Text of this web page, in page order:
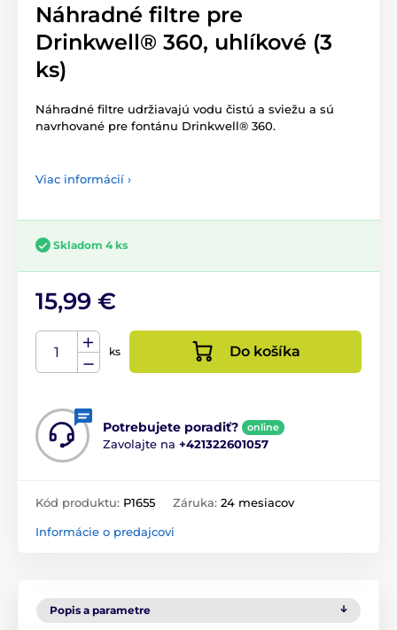
Náhradné filtre pre
Drinkwell® 360, uhlíkové (3
ks)
Náhradné filtre udržiavajú vodu čistú a sviežu a sú
navrhované pre fontánu Drinkwell® 360.
Viac informácií ›
Skladom 4 ks
15,99 €
ks Do košíka
Potrebujete poradiť? online
Zavolajte na +421322601057
Kód produktu: P1655 Záruka: 24 mesiacov
Informácie o predajcovi
Popis a parametre